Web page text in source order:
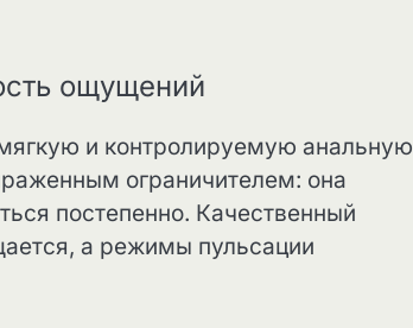
ощущений
и контролируемую анальную
ограничителем: она
постепенно. Качественный
а режимы пульсации